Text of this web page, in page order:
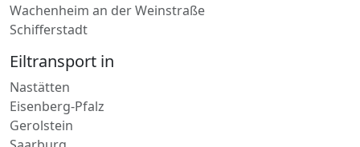
Eiltransport in
Eisenberg-Pfalz
Gerolstein
Saarburg
Wörth am Rhein